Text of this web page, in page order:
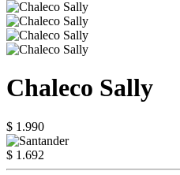
Chaleco Sally
$ 1.990
$ 1.692